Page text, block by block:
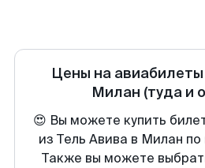
Цены на авиабилеты
Милан (туда и
😍 Вы можете купить
из Тель Авива в Милан
Также вы можете